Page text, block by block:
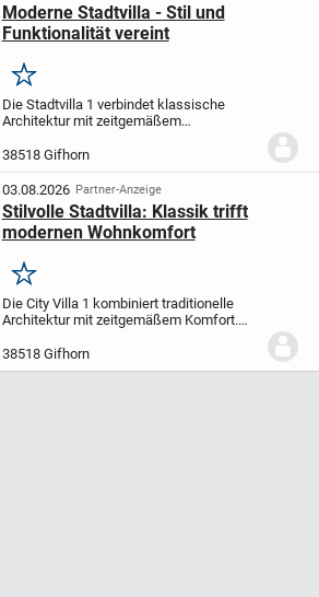
Moderne Stadtvilla - Stil und
Funktionalität vereint
Merken
Die Stadtvilla 1 verbindet klassische
Architektur mit zeitgemäßem
Essbereich lädt zu entspannten
Momenten im Kreis Ihrer Familie oder zu
geselligen Abenden mit...
38518 Gifhorn
03.08.2026 Partner-Anzeige
Stilvolle Stadtvilla: Klassik trifft
modernen Wohnkomfort
Merken
Die City Villa 1 kombiniert traditionelle
Architektur mit zeitgemäßem Komfort.
Essbereich schafft eine einladende
Atmosphäre - ideal für entspannte
38518 Gifhorn